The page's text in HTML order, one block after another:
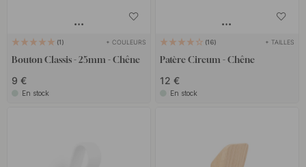
1 + COULEURS
Bouton Classis - 25mm - Chêne
9 €
En stock
16 + TAILLES
Patère Circum - Chêne
12 €
En stock